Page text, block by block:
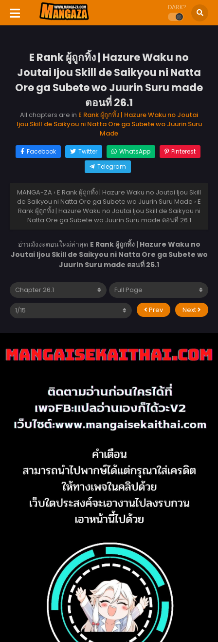
DARK?
E Rank ผู้ถูกทิ้ง | Hazure Waku no
Joutai Ijou Skill de Saikyou ni Natta
Ore ga Subete wo Juurin Suru made
ตอนที่ 26.1
All chapters are in E Rank ผู้ถูกทิ้ง | Hazure Waku no Joutai
Ijou Skill de Saikyou ni Natta Ore ga Subete wo Juurin Suru
Made
Facebook Twitter WhatsApp
Pinterest
Telegram
MANGA-ZA › E Rank ผู้ถูกทิ้ง | Hazure Waku no Joutai Ijou Skill
de Saikyou ni Natta Ore ga Subete wo Juurin Suru Made › E
Rank ผู้ถูกทิ้ง | Hazure Waku no Joutai Ijou Skill de Saikyou ni
Natta Ore ga Subete wo Juurin Suru made ตอนที่ 26.1
อ่านมังงะตอนใหม่ล่าสุด E Rank ผู้ถูกทิ้ง | Hazure Waku no
Joutai Ijou Skill de Saikyou ni Natta Ore ga Subete wo
Juurin Suru made ตอนที่ 26.1
Prev Next